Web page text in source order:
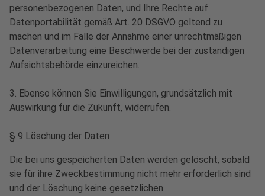
personenbezogenen Daten, und Ihre Rechte auf
Datenportabilität gemäß Art. 20 DSGVO geltend zu
machen und im Falle der Annahme einer unrechtmäßigen
Datenverarbeitung eine Beschwerde bei der zuständigen
Aufsichtsbehörde einzureichen.
3. Ebenso können Sie Einwilligungen, grundsätzlich mit
Auswirkung für die Zukunft, widerrufen.
§ 9 Löschung der Daten
Die bei uns gespeicherten Daten werden gelöscht, sobald
sie für ihre Zweckbestimmung nicht mehr erforderlich sind
und der Löschung keine gesetzlichen